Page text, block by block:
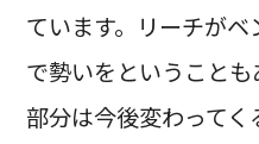
ています。リーチが
で勢いをということ
部分は今後変わって